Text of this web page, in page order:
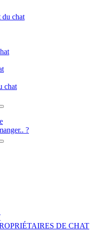
du chat
chat
?
DE CHAT